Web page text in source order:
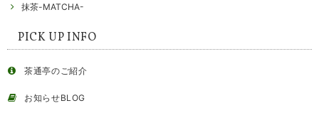
抹茶-MATCHA-
PICK UP INFO
茶通亭のご紹介
お知らせBLOG